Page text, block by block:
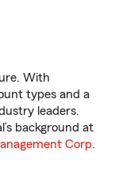
With
types and a
leaders.
background at
Corp.